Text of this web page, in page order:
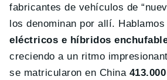
fabricantes de vehículos de
los denominan por allí.
eléctricos e híbridos
creciendo a un ritmo
se matricularon en China